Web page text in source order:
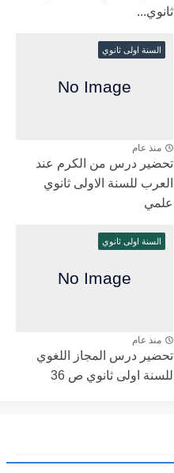
ثانوي...
السنة اولى ثانوي
منذ عام
تحضير درس من الكرم عند
العرب للسنة الاولى ثانوي
علمي
السنة اولى ثانوي
منذ عام
تحضير درس المجاز اللغوي
للسنة اولى ثانوي ص 36